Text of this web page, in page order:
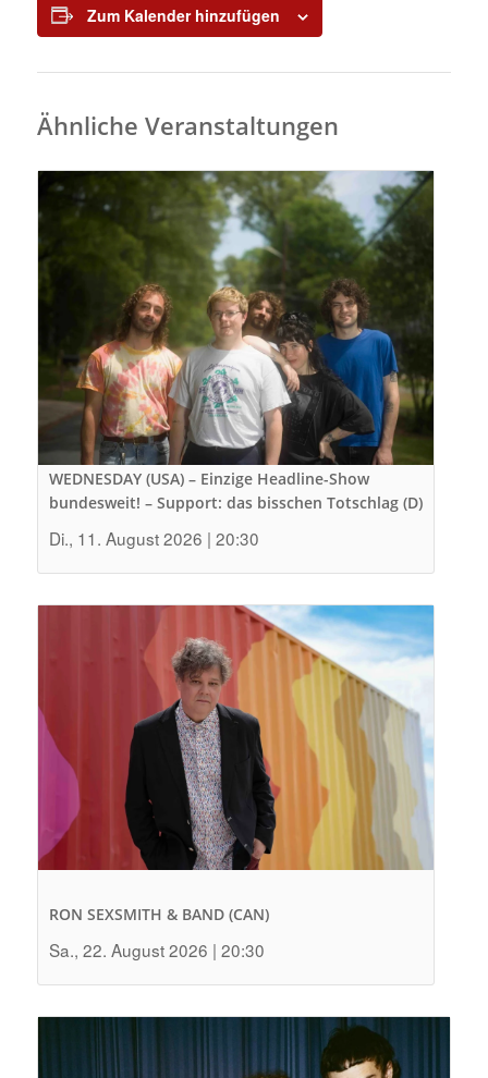
Zum Kalender hinzufügen
Ähnliche Veranstaltungen
WEDNESDAY (USA) – Einzige Headline-Show
bundesweit! – Support: das bisschen Totschlag (D)
Di., 11. August 2026 | 20:30
RON SEXSMITH & BAND (CAN)
Sa., 22. August 2026 | 20:30